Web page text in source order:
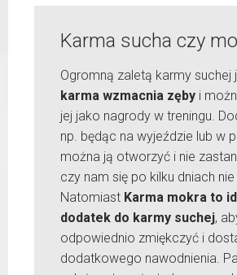
Karma sucha czy
Ogromną zaletą karmy suchej
karma wzmacnia zęby i
jej jako nagrody w treningu.
np. będąc na wyjeździe lub w
można ją otworzyć i nie
czy nam się po kilku dniach nie
Natomiast Karma mokra to
dodatek do karmy suchej,
odpowiednio zmiękczyć i
dodatkowego nawodnienia.